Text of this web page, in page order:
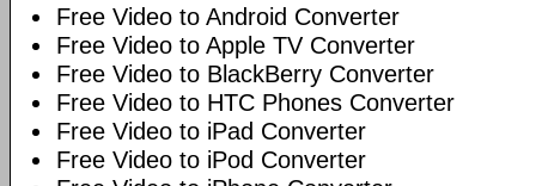
Free Video to Android Converter
Free Video to Apple TV Converter
Free Video to BlackBerry Converter
Free Video to HTC Phones Converter
Free Video to iPad Converter
Free Video to iPod Converter